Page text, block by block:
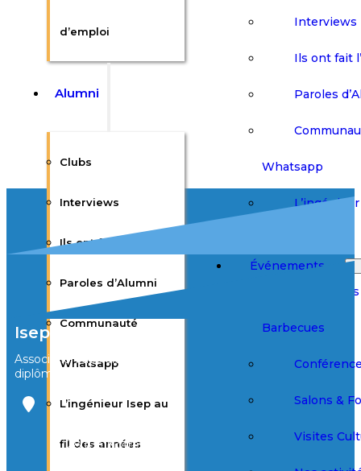
d’emploi
Alumni
Clubs
Interviews
Ils ont fait l’Isep
Paroles d’Alumni
Communauté
Whatsapp
L’ingénieur Isep au
fil des années
Interviews
Ils ont fait
Paroles
Whatsapp
Événements
Barbecues
Salons &
Visites
Isep Alumni
Association des élèves et
diplômés de l’Isep
28 rue Notre